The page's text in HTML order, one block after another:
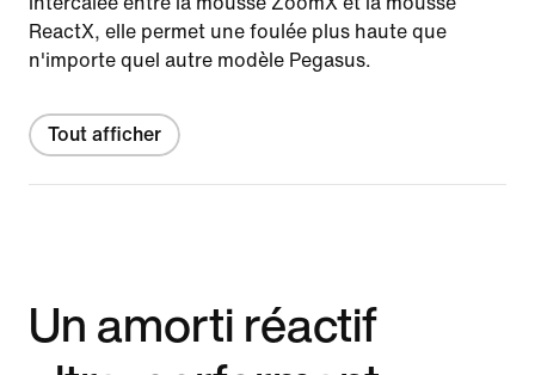
ReactX, elle permet une foulée plus haute que
n'importe quel autre modèle Pegasus.
Tout afficher
Un amorti réactif